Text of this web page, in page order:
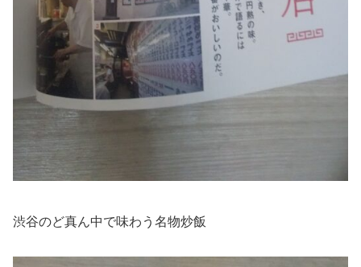
渋谷のど真ん中で味わう名物炒飯